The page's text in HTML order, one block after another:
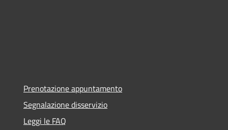
Prenotazione appuntamento
Segnalazione disservizio
Leggi le FAQ